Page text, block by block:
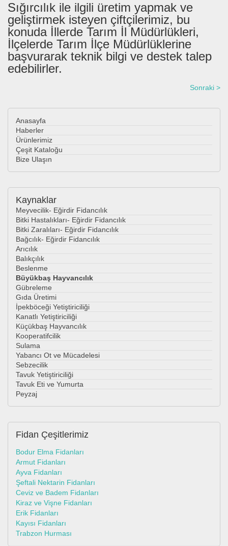
Sığırcılık ile ilgili üretim yapmak ve
geliştirmek isteyen çiftçilerimiz, bu
konuda İllerde Tarım İl Müdürlükleri,
İlçelerde Tarım İlçe Müdürlüklerine
başvurarak teknik bilgi ve destek talep
edebilirler.
Sonraki >
Anasayfa
Haberler
Ürünlerimiz
Çeşit Kataloğu
Bize Ulaşın
Kaynaklar
Meyvecilik- Eğirdir Fidancılık
Bitki Hastalıkları- Eğirdir Fidancılık
Bitki Zaralıları- Eğirdir Fidancılık
Bağcılık- Eğirdir Fidancılık
Arıcılık
Balıkçılık
Beslenme
Büyükbaş Hayvancılık
Gübreleme
Gıda Üretimi
İpekböceği Yetiştiriciliği
Kanatlı Yetiştiriciliği
Küçükbaş Hayvancılık
Kooperatifcilik
Sulama
Yabancı Ot ve Mücadelesi
Sebzecilik
Tavuk Yetiştiriciliği
Tavuk Eti ve Yumurta
Peyzaj
Fidan Çeşitlerimiz
Bodur Elma Fidanları
Armut Fidanları
Ayva Fidanları
Şeftali Nektarin Fidanları
Ceviz ve Badem Fidanları
Kiraz ve Vişne Fidanları
Erik Fidanları
Kayısı Fidanları
Trabzon Hurması